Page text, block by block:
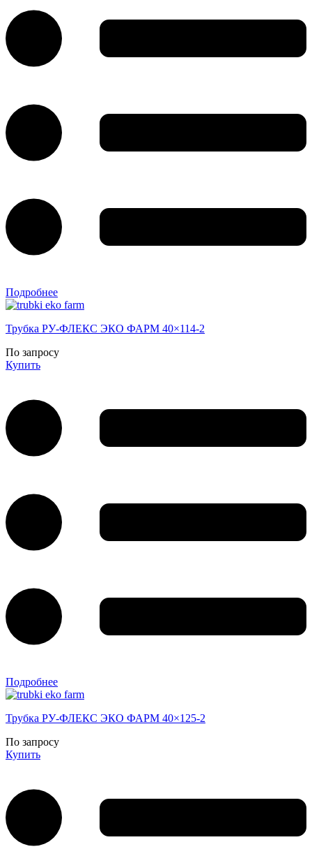
Подробнее
Трубка РУ-ФЛЕКС ЭКО ФАРМ 40×114-2
По запросу
Купить
Подробнее
Трубка РУ-ФЛЕКС ЭКО ФАРМ 40×125-2
По запросу
Купить